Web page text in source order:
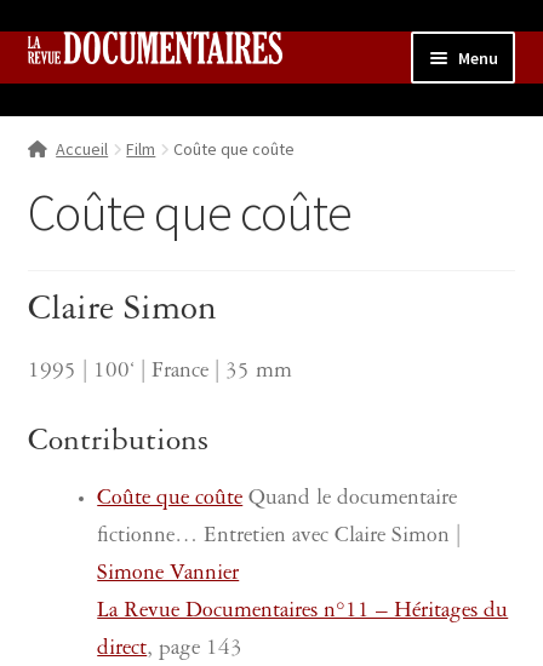
Aller
navigation
Aller
Menu
Qui sommes nous ?
Collection
Boutique
Accueil Film Coûte que coûte
Coûte que coûte
Claire Simon
1995 | 100‘ | France | 35 mm
Contributions
Coûte que coûteQuand le documentaire
fictionne… Entretien avec Claire Simon |
Simone Vannier
La Revue Documentaires n°11 – Héritages du
direct, page 143